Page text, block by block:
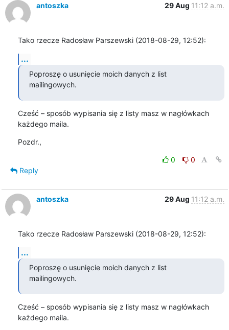
antoszka
29 Aug 11:12 a.m.
Tako rzecze Radosław Parszewski (2018-08-29, 12:52):
...
Poproszę o usunięcie moich danych z list
mailingowych.
Cześć – sposób wypisania się z listy masz w nagłówkach
każdego maila.
Pozdr.,
0
0
Reply
antoszka 29 Aug 11:12 a.m.
Tako rzecze Radosław Parszewski (2018-08-29, 12:52):
...
Poproszę o usunięcie moich danych z list
mailingowych.
Cześć – sposób wypisania się z listy masz w nagłówkach
każdego maila.